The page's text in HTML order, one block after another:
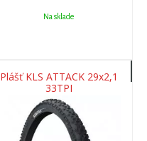
Na sklade
Plášť KLS ATTACK 29x2,1
33TPI